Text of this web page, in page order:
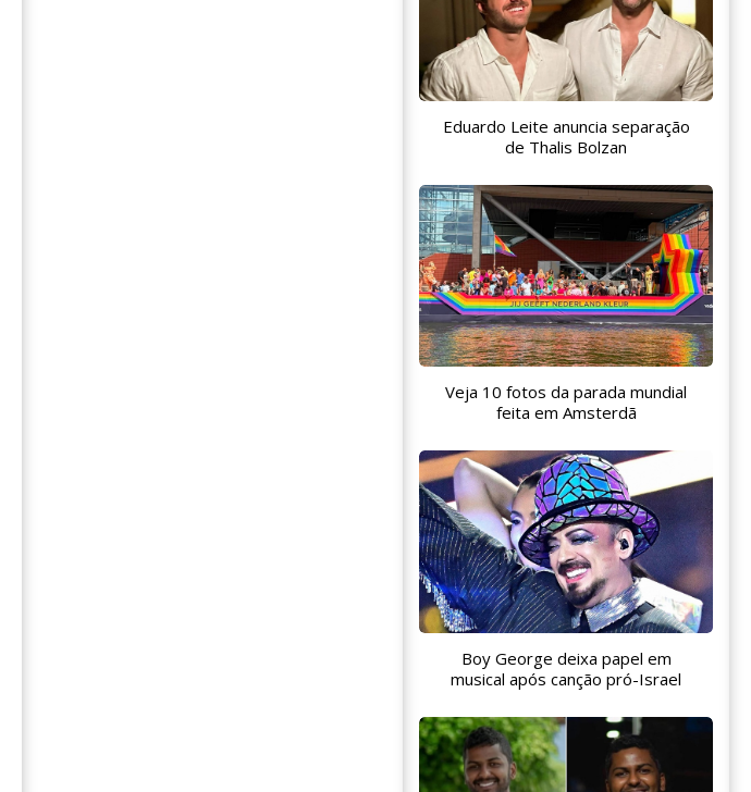
Eduardo Leite anuncia separação
de Thalis Bolzan
Veja 10 fotos da parada mundial
feita em Amsterdã
Boy George deixa papel em
musical após canção pró-Israel